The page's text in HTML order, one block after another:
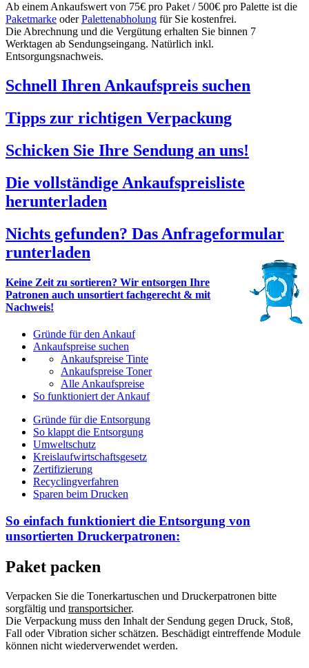
Ab einem Ankaufswert von 75€ pro Paket / 500€ pro Palette ist die
Paketmarke oderPalettenabholung für Sie kostenfrei.
Die Abrechnung und die Vergütung erhalten Sie binnen 7
Werktagen ab Sendungseingang. Natürlich inkl.
Entsorgungsnachweis.
Schnell Ihren Ankaufspreis suchen
Tipps zur richtigen Verpackung
Schicken Sie Ihre Sendung an uns!
Die vollständige Ankaufspreisliste
herunterladen
Nichts gefunden? Das Anfrageformular
runterladen
Keine Zeit zu sortieren? Wir entsorgen Ihre
Patronen auch unsortiert fachgerecht & mit
Nachweis!
Gründe für den Ankauf
Ankaufspreise suchen
Ankaufspreise Tinte
Ankaufspreise Toner
Alle Ankaufspreise
So funktioniert der Ankauf
Gründe für die Entsorgung
So klappt die Entsorgung
Umweltschutz
Kreislaufwirtschaftsgesetz
Zertifizierung
Recyclingverfahren
Sparen beim Drucken
So einfach funktioniert die Entsorgung von
unsortierten Druckerpatronen:
Paket packen
Verpacken Sie die Tonerkartuschen und Druckerpatronen bitte
sorgfältig und transportsicher.
Die Verpackung muss den Inhalt der Sendung gegen Druck, Stoß,
Fall oder Vibration sicher schätzen. Beschädigt eintreffende Module
können nicht wiederverwendet werden.